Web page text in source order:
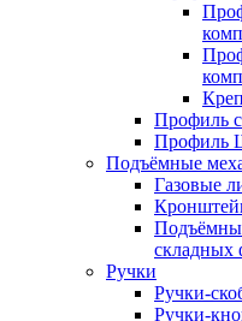
Профиль
Профиль
Подъёмные
Газовые
складных
Ручки
Ручки-
Ручки-